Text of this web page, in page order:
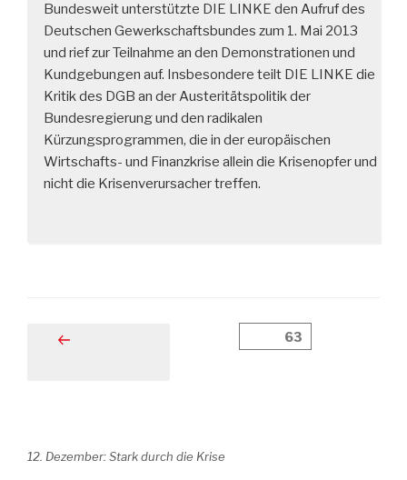
Bundesweit unterstützte DIE LINKE den Aufruf des
Deutschen Gewerkschaftsbundes zum 1. Mai 2013
und rief zur Teilnahme an den Demonstrationen und
Kundgebungen auf. Insbesondere teilt DIE LINKE die
Kritik des DGB an der Austeritätspolitik der
Bundesregierung und den radikalen
Kürzungsprogrammen, die in der europäischen
Wirtschafts- und Finanzkrise allein die Krisenopfer und
nicht die Krisenverursacher treffen.
Beitragsnavigation
Vorherige
Seite63
12. Dezember: Stark durch die Krise